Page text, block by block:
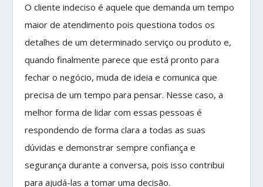
O cliente indeciso é aquele que demanda um tempo
maior de atendimento pois questiona todos os
detalhes de um determinado serviço ou produto e,
quando finalmente parece que está pronto para
fechar o negócio, muda de ideia e comunica que
precisa de um tempo para pensar. Nesse caso, a
melhor forma de lidar com essas pessoas é
respondendo de forma clara a todas as suas
dúvidas e demonstrar sempre confiança e
segurança durante a conversa, pois isso contribui
para ajudá-las a tomar uma decisão.